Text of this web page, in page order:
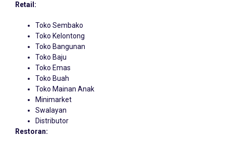
Retail:
Toko Sembako
Toko Kelontong
Toko Bangunan
Toko Baju
Toko Emas
Toko Buah
Toko Mainan Anak
Minimarket
Swalayan
Distributor
Restoran: